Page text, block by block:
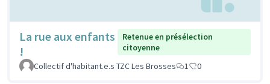
La rue aux enfants
!
Retenue en présélection
citoyenne
Collectif d'habitant.e.s TZC Les Brosses
1 0